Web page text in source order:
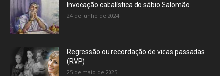
Invocação cabalística do sábio Salomão
24 de junho de 2024
Regressão ou recordação de vidas passadas
(RVP)
25 de maio de 2025